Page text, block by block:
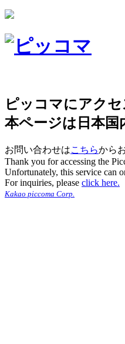
ピッコマにアク
本ページは日本国
お問い合わせはこちらから
Thank you for accessing the
Unfortunately, this service can
For inquiries, please click here.
Kakao piccoma Corp.